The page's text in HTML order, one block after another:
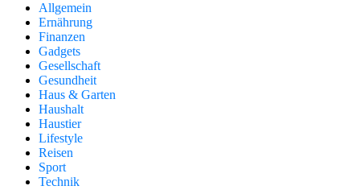
Allgemein
Ernährung
Finanzen
Gadgets
Gesellschaft
Gesundheit
Haus & Garten
Haushalt
Haustier
Lifestyle
Reisen
Sport
Technik